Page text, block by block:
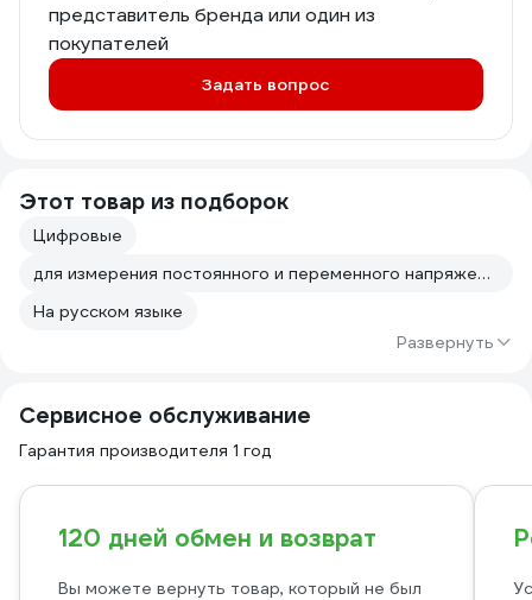
представитель бренда или один из
покупателей
Задать вопрос
Этот товар из подборок
Цифровые
для измерения постоянного и переменного напряжения
На русском языке
Развернуть
Сервисное обслуживание
Гарантия производителя 1 год
120 дней обмен и возврат
Вы можете вернуть товар, который не был